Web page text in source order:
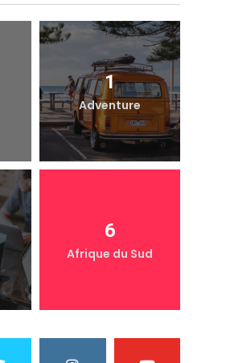
1
Adventure
6
Afrique du Sud